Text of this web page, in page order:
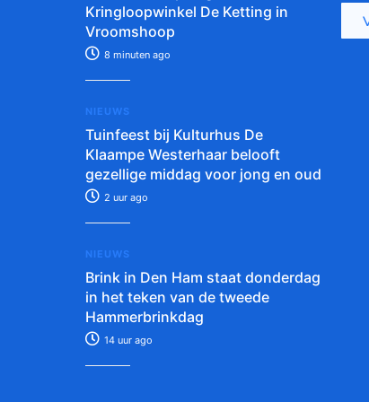
Kringloopwinkel De Ketting in
Vroomshoop
8 minuten ago
NIEUWS
Tuinfeest bij Kulturhus De
Klaampe Westerhaar belooft
gezellige middag voor jong en oud
2 uur ago
NIEUWS
Brink in Den Ham staat donderdag
in het teken van de tweede
Hammerbrinkdag
14 uur ago